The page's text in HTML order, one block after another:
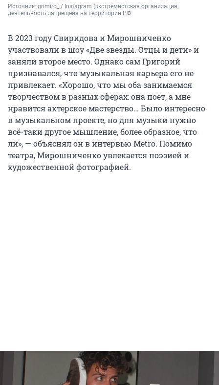
Источник: grimiro_ / Instagram (экстремистская организация,
деятельность запрещена на территории РФ
В 2023 году Свиридова и Мирошниченко
участвовали в шоу «Две звезды. Отцы и дети» и
заняли второе место. Однако сам Григорий
признавался, что музыкальная карьера его не
привлекает. «Хорошо, что мы оба занимаемся
творчеством в разных сферах: она поет, а мне
нравится актерское мастерство… Было интересно
в музыкальном проекте, но для музыки нужно
всё-таки другое мышление, более образное, что
ли», — объяснял он в интервью Metro. Помимо
театра, Мирошниченко увлекается поэзией и
художественной фотографией.